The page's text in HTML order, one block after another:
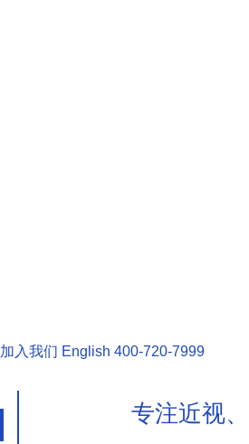
加入我们 English 400-720-7999
专注近视